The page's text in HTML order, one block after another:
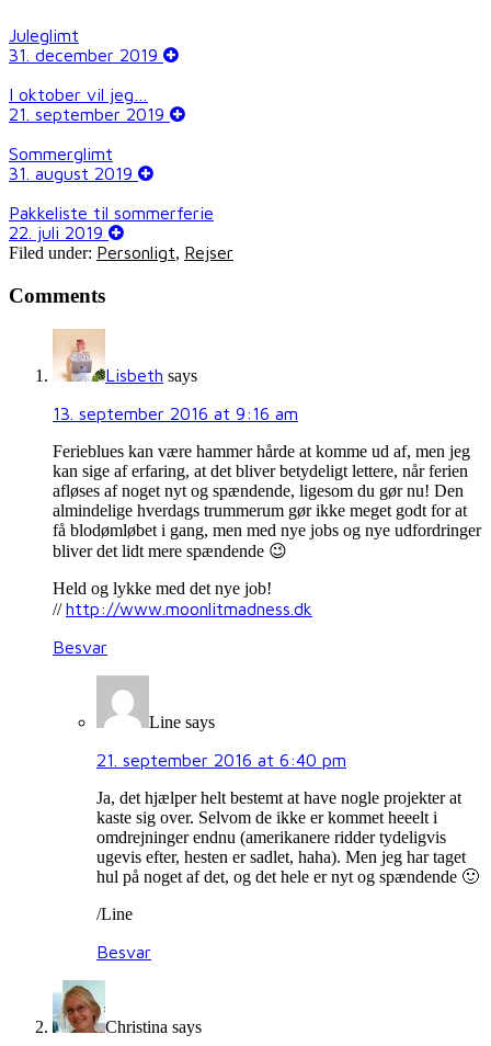
Juleglimt
31. december 2019
I oktober vil jeg…
21. september 2019
Sommerglimt
31. august 2019
Pakkeliste til sommerferie
22. juli 2019
Filed under: Personligt, Rejser
Comments
Lisbeth says
13. september 2016 at 9:16 am
Ferieblues kan være hammer hårde at komme ud af, men jeg
kan sige af erfaring, at det bliver betydeligt lettere, når ferien
afløses af noget nyt og spændende, ligesom du gør nu! Den
almindelige hverdags trummerum gør ikke meget godt for at
få blodømløbet i gang, men med nye jobs og nye udfordringer
bliver det lidt mere spændende 😉
Held og lykke med det nye job!
//http://www.moonlitmadness.dk
Besvar
Line says
21. september 2016 at 6:40 pm
Ja, det hjælper helt bestemt at have nogle projekter at
kaste sig over. Selvom de ikke er kommet heeelt i
omdrejninger endnu (amerikanere ridder tydeligvis
ugevis efter, hesten er sadlet, haha). Men jeg har taget
hul på noget af det, og det hele er nyt og spændende 🙂
/Line
Besvar
Christina says